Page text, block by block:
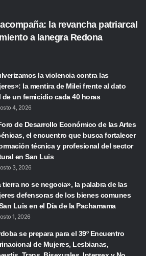
la revancha patriarcal
a lanegra Redona
la violencia contra las
la mentira de Milei frente al dato
de un femicidio cada 40 horas
4, 2026
de Desarrollo Económico de las Artes
el encuentro que busca fortalecer
técnica y profesional del sector
en San Luis
3, 2026
tierra no se negocia», la palabra de las
defensoras de los bienes comunes
Luis en el Día de la Pachamama
1, 2026
se prepara para el 39º Encuentro
de Mujeres, Lesbianas,